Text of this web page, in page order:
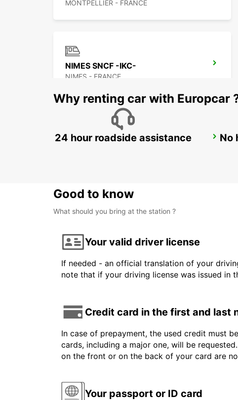
MONTPELLIER - FRANCE
NIMES SNCF -IKC-
NIMES - FRANCE
NIMES LGV PONT DU GARD -IKC-
Why renting car with Europcar
24 hour roadside assistance No
Good to know
What should you bring at the station ?
Your valid driver license
If needed - an official translation of your
note that if your driving license was issued in
Credit card in the first and last
In case of prepayment, the used credit must
cards, including a major one, will be
on the front or on the back of your card are
Your passport or ID card